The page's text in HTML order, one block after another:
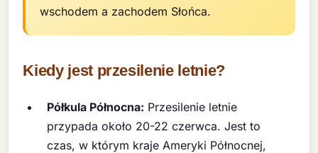
wschodem a zachodem Słońca.
Kiedy jest przesilenie letnie?
Półkula Północna: Przesilenie letnie
przypada około 20-22 czerwca. Jest to
czas, w którym kraje Ameryki Północnej,